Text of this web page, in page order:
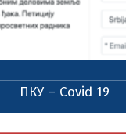
ПКУ – Covid 19